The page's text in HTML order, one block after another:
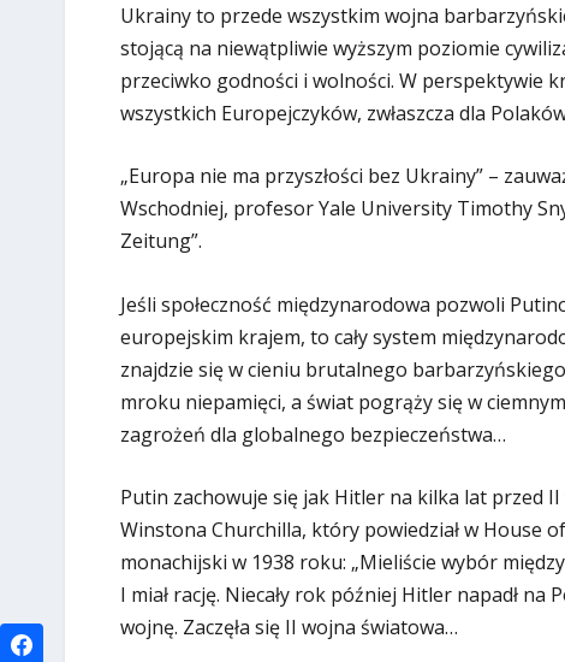
Ukrainy to przede wszystkim wojna
stojącą na niewątpliwie wyższym poziomie
przeciwko godności i wolności. W perspektywie
wszystkich Europejczyków, zwłaszcza dla
„Europa nie ma przyszłości bez Ukrainy” –
Wschodniej, profesor Yale University Timothy
Zeitung”.
Jeśli społeczność międzynarodowa pozwoli
europejskim krajem, to cały system
znajdzie się w cieniu brutalnego
mroku niepamięci, a świat pogrąży się w
zagrożeń dla globalnego bezpieczeństwa…
Putin zachowuje się jak Hitler na kilka lat przed
Winstona Churchilla, który powiedział w House
monachijski w 1938 roku: „Mieliście wybór
I miał rację. Niecały rok później Hitler napadł
wojnę. Zaczęła się II wojna światowa…